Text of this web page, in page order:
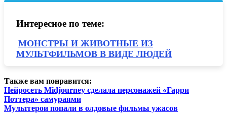
Интересное по теме:
МОНСТРЫ И ЖИВОТНЫЕ ИЗ
МУЛЬТФИЛЬМОВ В ВИДЕ ЛЮДЕЙ
Также вам понравится:
Нейросеть Midjourney сделала персонажей «Гарри
Поттера» самураями
Мультгерои попали в олдовые фильмы ужасов